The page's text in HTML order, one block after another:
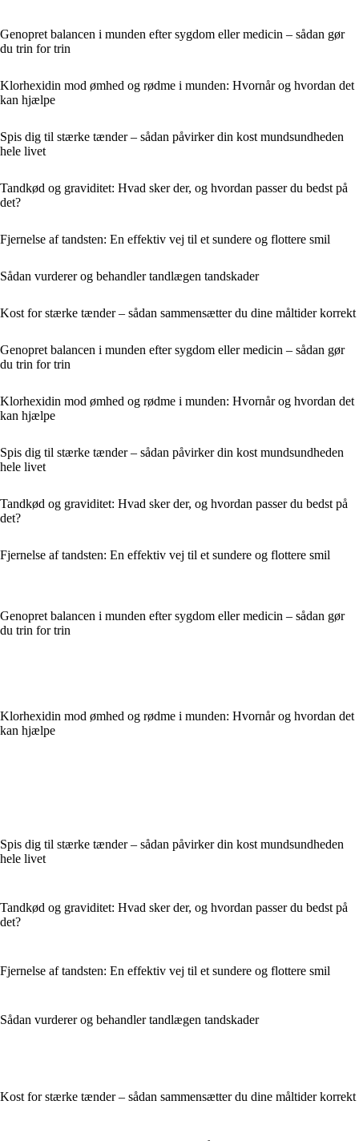
Genopret balancen i munden efter sygdom eller medicin – sådan gør
du trin for trin
Klorhexidin mod ømhed og rødme i munden: Hvornår og hvordan det
kan hjælpe
Spis dig til stærke tænder – sådan påvirker din kost mundsundheden
hele livet
Tandkød og graviditet: Hvad sker der, og hvordan passer du bedst på
det?
Fjernelse af tandsten: En effektiv vej til et sundere og flottere smil
Sådan vurderer og behandler tandlægen tandskader
Kost for stærke tænder – sådan sammensætter du dine måltider korrekt
Genopret balancen i munden efter sygdom eller medicin – sådan gør
du trin for trin
Klorhexidin mod ømhed og rødme i munden: Hvornår og hvordan det
kan hjælpe
Spis dig til stærke tænder – sådan påvirker din kost mundsundheden
hele livet
Tandkød og graviditet: Hvad sker der, og hvordan passer du bedst på
det?
Fjernelse af tandsten: En effektiv vej til et sundere og flottere smil
Genopret balancen i munden efter sygdom eller medicin – sådan gør
du trin for trin
Klorhexidin mod ømhed og rødme i munden: Hvornår og hvordan det
kan hjælpe
Spis dig til stærke tænder – sådan påvirker din kost mundsundheden
hele livet
Tandkød og graviditet: Hvad sker der, og hvordan passer du bedst på
det?
Fjernelse af tandsten: En effektiv vej til et sundere og flottere smil
Sådan vurderer og behandler tandlægen tandskader
Kost for stærke tænder – sådan sammensætter du dine måltider korrekt